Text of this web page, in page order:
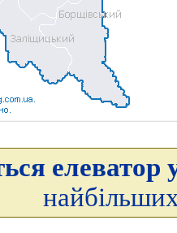
елеватор